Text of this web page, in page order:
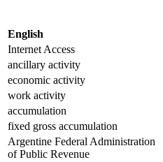
English
Internet Access
ancillary activity
economic activity
work activity
accumulation
fixed gross accumulation
Argentine Federal Administration
of Public Revenue